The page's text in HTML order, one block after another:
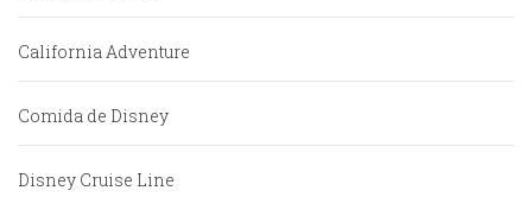
California Adventure
Comida de Disney
Disney Cruise Line